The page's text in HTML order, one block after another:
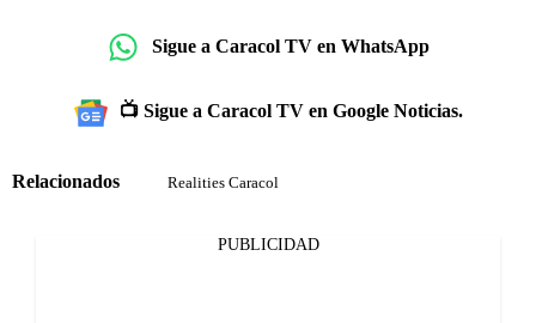
Sigue a Caracol TV en WhatsApp
📺 Sigue a Caracol TV en Google Noticias.
Relacionados Realities Caracol
PUBLICIDAD